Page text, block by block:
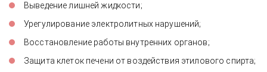
Выведение лишней жидкости;
Урегулирование электролитных нарушений;
Восстановление работы внутренних органов;
Защита клеток печени от воздействия этилового спирта;